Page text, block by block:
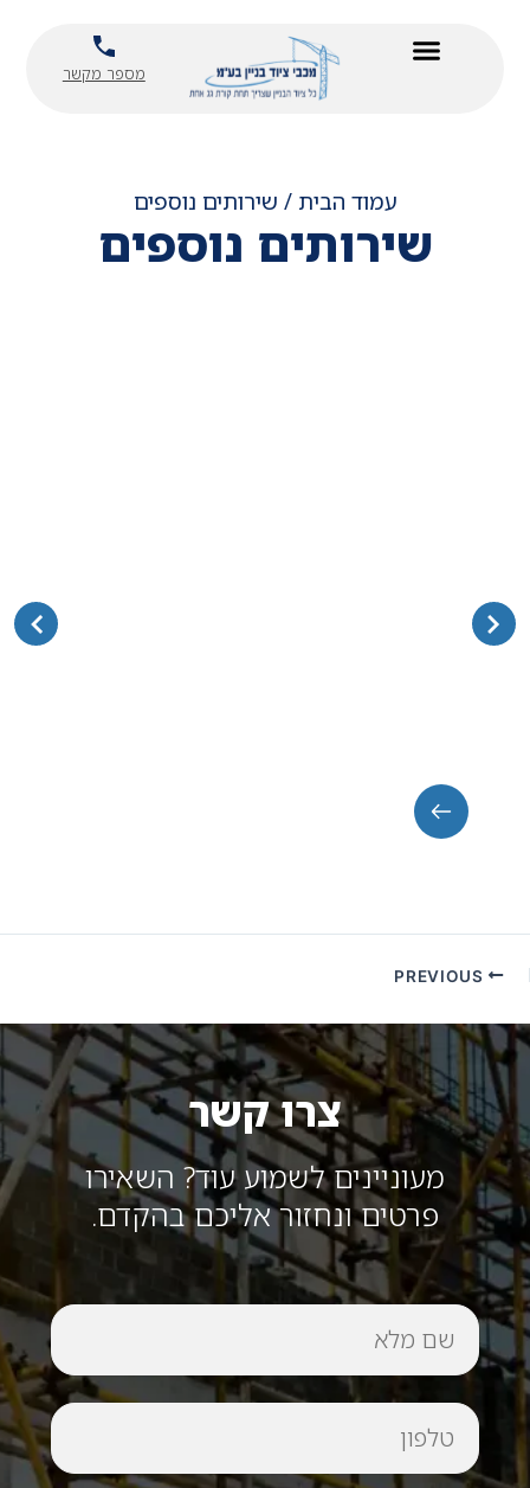
מספר מקשר
עמוד הבית / שירותים נוספים
שירותים נוספים
צרו קשר
מעוניינים לשמוע עוד? השאירו
פרטים ונחזור אליכם בהקדם.
שם
מלא
טלפון